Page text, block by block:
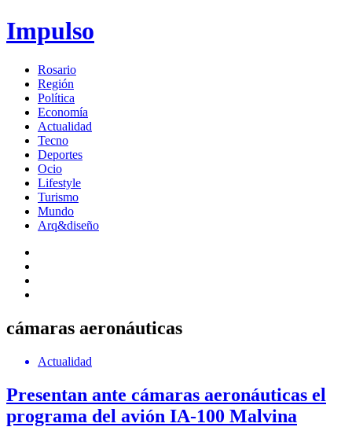
Impulso
Rosario
Región
Política
Economía
Actualidad
Tecno
Deportes
Ocio
Lifestyle
Turismo
Mundo
Arq&diseño
cámaras aeronáuticas
Actualidad
Presentan ante cámaras aeronáuticas el
programa del avión IA-100 Malvina